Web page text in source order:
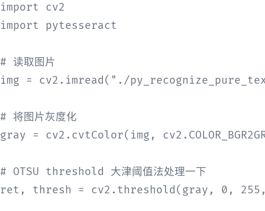
import cv2
import pytesseract
# 读取图片
img = cv2.imread("./
# 将图片灰度化
gray = cv2.cvtColor(img,
# OTSU threshold 大津阈值法处理一下
ret, thresh = cv2.threshold(gray, 0, 255,